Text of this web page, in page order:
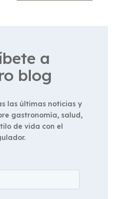
a
blog
las últimas noticias y
gastronomía, salud,
de vida con el